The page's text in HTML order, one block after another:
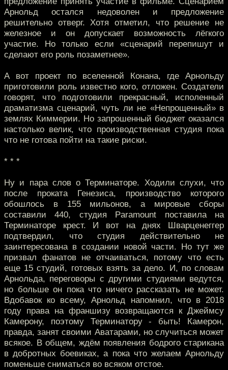
Арнольд остался недоволен и предложение
решительно отверг. Хотя отметил, что решение не
железное и он допускает возможность лёгкого
участие. Но только если «сценарий перепишут и
сделают его роль позаметнее».
А вот проект по вселенной Конана, где Арнольду
приготовили роль известно кого, отложен. Создатели
говорят, что подготовили прекрасный, исполенный
драматизма сценарий, чуть ли не «Непрощенный» в
землях Киммерии. Но запрошенный бюджет оказался
настолько велик, что производственная студия пока
что не готова пойти на такие риски.
* * *
Ну и пара слов о Терминаторе. Ходили слухи, что
после проката Генезиса, производство которого
обошлось в 155 мильонов, а мировые сборы
составили 440, студия Paramount поставила на
Терминаторе крест. И вот на днях Шварценеггер
подтвердил, что студия действительно не
заинтересована в создании новой части. Но тут же
призвал фанатов не отчаиваться, потому что есть
еще 15 студий, готовых взять за дело. И, по словам
Арнольда, переговоры с другими студиями ведутся,
но больше он пока что ничего рассказать не может.
Вдобавок ко всему, Арнольд напомнил, что в 2018
году права на франшизу возвращаются к Джеймсу
Камерону, поэтому Терминатору - быть! Камерон,
правда, занят своими Аватарами, но случиться может
всякое. В общем, ждём появления бодрого старикана
в добротных боевиках, а пока что желаем Арнольду
поменьше сниматься во всяком отстое.